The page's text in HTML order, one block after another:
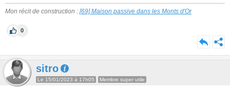
Mon récit de construction : [69] Maison passive dans les Monts d'Or
0
sitro
Le 15/01/2023 à 17h05 Membre super utile